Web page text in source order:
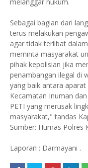
Sebagai bagian dari
terus melakukan
agar tidak terlibat
meminta masyarakat
pihak kepolisian jika
penambangan ilegal di
yang baik antara
Kecamatan Inuman
PETI yang merusak
masyarakat," tandas
Sumber: Humas Polres
Laporan : Darmayani .